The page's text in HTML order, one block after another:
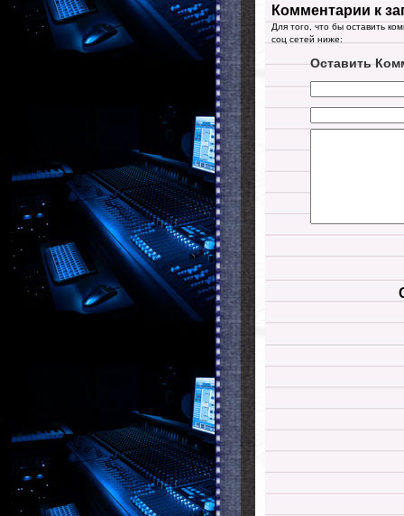
Комментарии к
Для того, что бы оставить
соц сетей ниже:
Оставить